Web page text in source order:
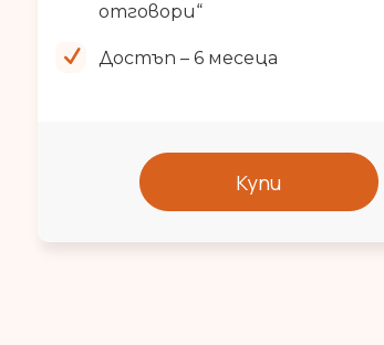
отговори“
Достъп – 6 месеца
Купи